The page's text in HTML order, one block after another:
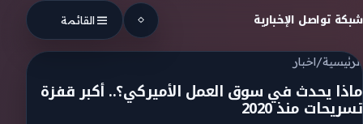
Skip to content
شبكة تواصل الإخبارية القائمة
الرئيسية/اخبار
ماذا يحدث في سوق العمل الأميركي؟.. أكبر قفزة
تسريحات منذ 2020